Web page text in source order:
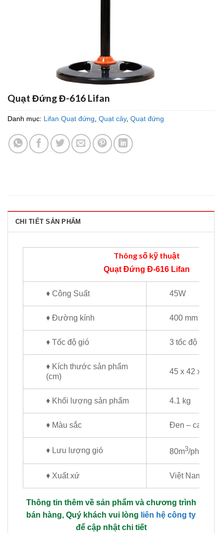
Quạt Đứng Đ-616 Lifan
Danh mục: Lifan Quạt đứng Quạt cây, Quạt đứng
CHI TIẾT SẢN PHẨM
Thông số kỹ thuật
Quạt Đứng Đ-616 Lifan
♦ Công Suất 45W
♦ Đường kính 400 mm
♦ Tốc độ gió 3 tốc độ
♦ Kích thước sản phẩm
(cm)
45 x 42 x 138
♦ Khối lượng sản phẩm 4.1 kg
♦ Màu sắc Đen – cam,
♦ Lưu lượng gió 80m3/phút
♦ Xuất xứ Việt Nam
Thông tin thêm về sản phẩm và chương trình
bán hàng, Quý khách vui lòng liên hệ công ty
để cập nhật chi tiết